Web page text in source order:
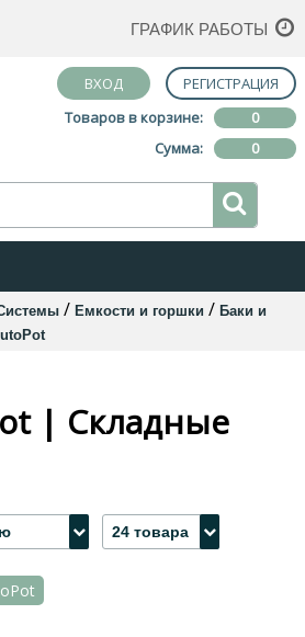
ГРАФИК РАБОТЫ
ВХОД
РЕГИСТРАЦИЯ
Товаров в корзине:
0
Сумма:
0
/ Емкости и горшки / Баки и
| Складные
24 товара